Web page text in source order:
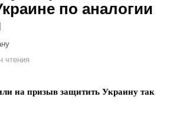
по аналогии
чтения
на призыв защитить Украину так